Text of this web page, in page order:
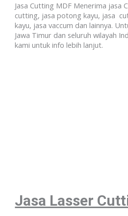
Jasa Cutting MDF Menerima jasa
cutting, jasa potong kayu, jasa
kayu, jasa vaccum dan lainnya.
Jawa Timur dan seluruh wilayah
kami untuk info lebih lanjut.
Jasa Lasser